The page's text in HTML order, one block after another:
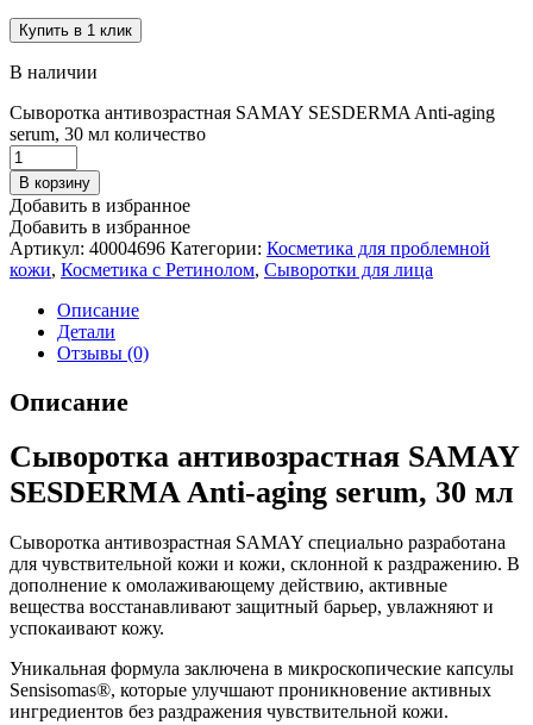
Купить в 1 клик
В наличии
Сыворотка антивозрастная SAMAY SESDERMA Anti-aging
serum, 30 мл количество
В корзину
Добавить в избранное
Добавить в избранное
Артикул: 40004696 Категории: Косметика для проблемной
кожи, Косметика с Ретинолом, Сыворотки для лица
Описание
Детали
Отзывы (0)
Описание
Сыворотка антивозрастная SAMAY
SESDERMA Anti-aging serum, 30 мл
Сыворотка антивозрастная SAMAY специально разработана
для чувствительной кожи и кожи, склонной к раздражению. В
дополнение к омолаживающему действию, активные
вещества восстанавливают защитный барьер, увлажняют и
успокаивают кожу.
Уникальная формула заключена в микроскопические капсулы
Sensisomas®, которые улучшают проникновение активных
ингредиентов без раздражения чувствительной кожи.